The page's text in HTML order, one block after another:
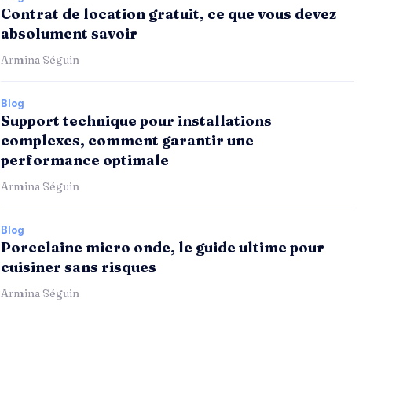
Contrat de location gratuit, ce que vous devez
absolument savoir
Armina Séguin
Blog
Support technique pour installations
complexes, comment garantir une
performance optimale
Armina Séguin
Blog
Porcelaine micro onde, le guide ultime pour
cuisiner sans risques
Armina Séguin